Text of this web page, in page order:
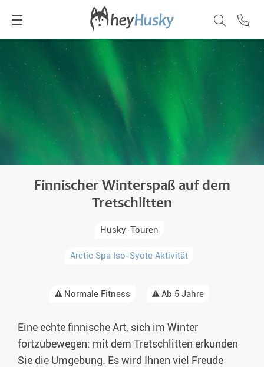
Finnischer Winterspaß auf dem
Tretschlitten
Husky-Touren
Arctic Spa Iso-Syote Aktivität
Normale Fitness Ab 5 Jahre
Eine echte finnische Art, sich im Winter
fortzubewegen: mit dem Tretschlitten erkunden
Sie die Umgebung. Es wird Ihnen viel Freude